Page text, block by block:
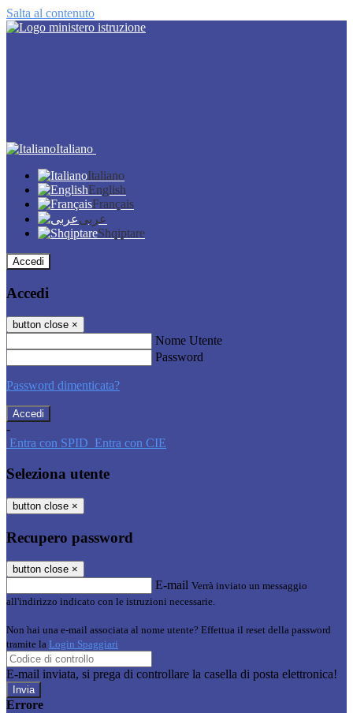
Salta al contenuto
Italiano
Italiano
English
Français
عربى
Shqiptare
Accedi
Accedi
button close ×
Nome Utente
Password
Password dimenticata?
-
Entra con SPID Entra con CIE
Seleziona utente
button close ×
Recupero password
button close ×
E-mail Verrà inviato un messaggio
all'indirizzo indicato con le istruzioni necessarie.
Non hai una e-mail associata al nome utente? Effettua il reset della password
tramite la Login Spaggiari
E-mail inviata, si prega di controllare la casella di posta elettronica!
Errore